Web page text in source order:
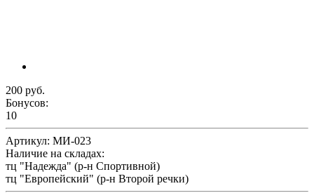
200 руб.
Бонусов:
10
Артикул: МИ-023
Наличие на складах:
тц "Надежда" (р-н Спортивной)
тц "Европейский" (р-н Второй речки)